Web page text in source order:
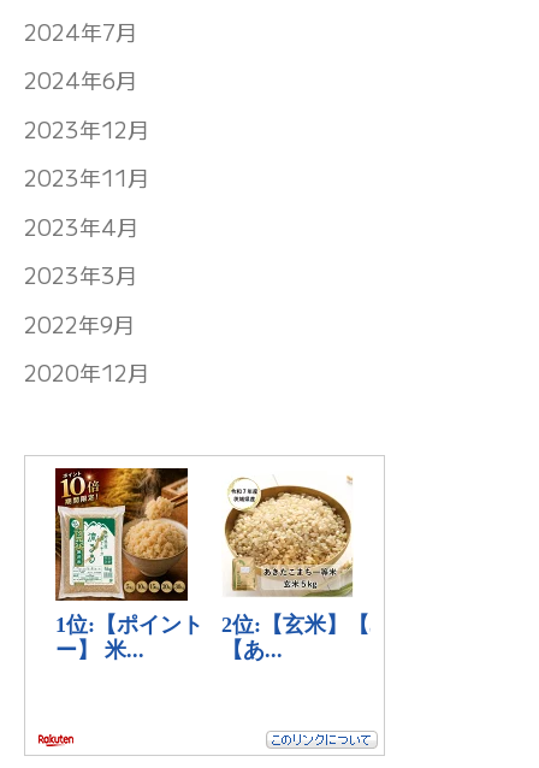
2024年7月
2024年6月
2023年12月
2023年11月
2023年4月
2023年3月
2022年9月
2020年12月